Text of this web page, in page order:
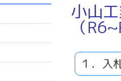
小山
（
１．入